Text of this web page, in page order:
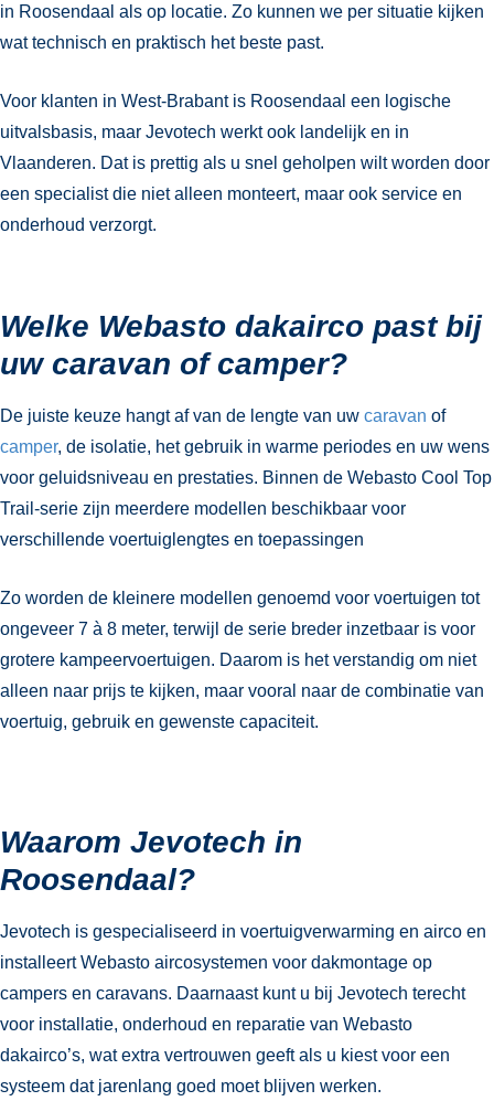
in Roosendaal als op locatie. Zo kunnen we per situatie kijken
wat technisch en praktisch het beste past.
Voor klanten in West-Brabant is Roosendaal een logische
uitvalsbasis, maar Jevotech werkt ook landelijk en in
Vlaanderen. Dat is prettig als u snel geholpen wilt worden door
een specialist die niet alleen monteert, maar ook service en
onderhoud verzorgt.
Welke Webasto dakairco past bij
uw caravan of camper?
De juiste keuze hangt af van de lengte van uw caravan of
camper, de isolatie, het gebruik in warme periodes en uw wens
voor geluidsniveau en prestaties. Binnen de Webasto Cool Top
Trail-serie zijn meerdere modellen beschikbaar voor
verschillende voertuiglengtes en toepassingen
Zo worden de kleinere modellen genoemd voor voertuigen tot
ongeveer 7 à 8 meter, terwijl de serie breder inzetbaar is voor
grotere kampeervoertuigen. Daarom is het verstandig om niet
alleen naar prijs te kijken, maar vooral naar de combinatie van
voertuig, gebruik en gewenste capaciteit.
Waarom Jevotech in
Roosendaal?
Jevotech is gespecialiseerd in voertuigverwarming en airco en
installeert Webasto aircosystemen voor dakmontage op
campers en caravans. Daarnaast kunt u bij Jevotech terecht
voor installatie, onderhoud en reparatie van Webasto
dakairco’s, wat extra vertrouwen geeft als u kiest voor een
systeem dat jarenlang goed moet blijven werken.